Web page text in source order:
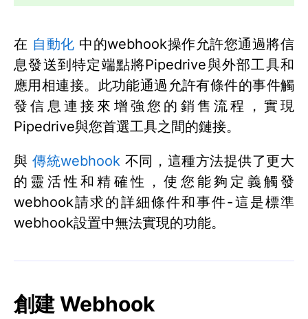
在 自動化 中的webhook操作允許您通過將信
息發送到特定端點將Pipedrive與外部工具和
應用相連接。此功能通過允許有條件的事件觸
發信息連接來增強您的銷售流程，實現
Pipedrive與您首選工具之間的鏈接。
與傳統webhook 不同，這種方法提供了更大
的靈活性和精確性，使您能夠定義觸發
webhook請求的詳細條件和事件-這是標準
webhook設置中無法實現的功能。
創建 Webhook